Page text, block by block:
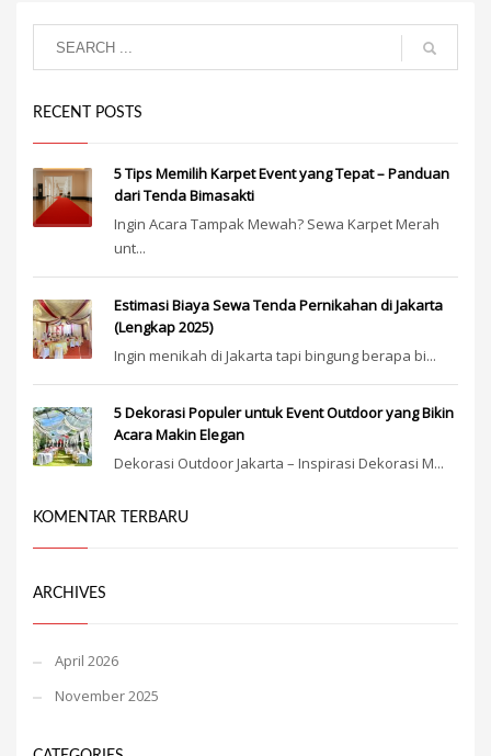
RECENT POSTS
5 Tips Memilih Karpet Event yang Tepat – Panduan
dari Tenda Bimasakti
Ingin Acara Tampak Mewah? Sewa Karpet Merah
unt...
Estimasi Biaya Sewa Tenda Pernikahan di Jakarta
(Lengkap 2025)
Ingin menikah di Jakarta tapi bingung berapa bi...
5 Dekorasi Populer untuk Event Outdoor yang Bikin
Acara Makin Elegan
Dekorasi Outdoor Jakarta – Inspirasi Dekorasi M...
KOMENTAR TERBARU
ARCHIVES
April 2026
November 2025